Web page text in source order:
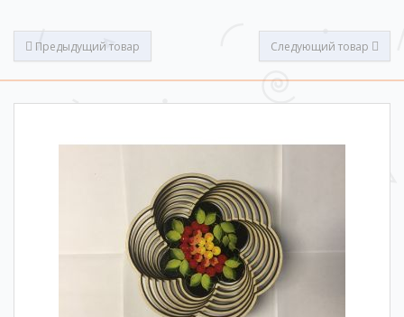
Предыдущий товар Следующий товар